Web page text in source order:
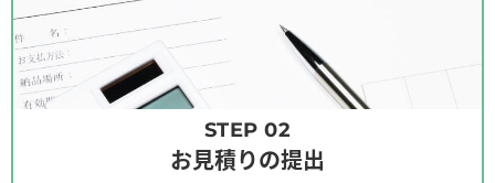
STEP 02
お見積りの提出